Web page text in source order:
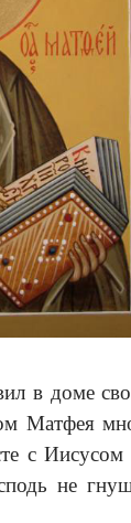
в доме
Матфея
с
не